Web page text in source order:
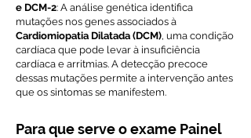
e DCM-2: A análise genética identifica
mutações nos genes associados à
Cardiomiopatia Dilatada (DCM), uma condição
cardíaca que pode levar à insuficiência
cardíaca e arritmias. A detecção precoce
dessas mutações permite a intervenção antes
que os sintomas se manifestem.
Para que serve o exame Painel